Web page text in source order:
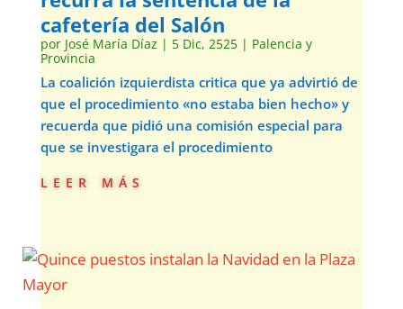
cafetería del Salón
por José María Díaz | 5 Dic, 2525| Palencia y
Provincia
La coalición izquierdista critica que ya advirtió de
que el procedimiento «no estaba bien hecho» y
recuerda que pidió una comisión especial para
que se investigara el procedimiento
leer más